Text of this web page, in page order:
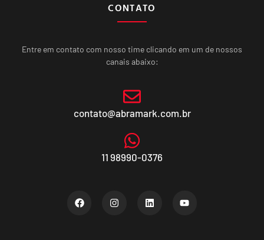
CONTATO
Entre em contato com nosso time clicando em um de nossos
canais abaixo:
contato@abramark.com.br
11 98990-0376